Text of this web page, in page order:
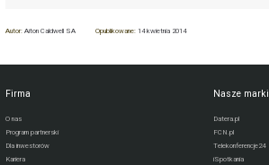
Autor:Aiton Caldwell SA Opublikowane: 14 kwietnia 2014
Firma
O nas
Program partnerski
Dla inwestorów
Kariera
Nasze marki
Datera.pl
FCN.pl
Telekonferencje24
iSpotkania